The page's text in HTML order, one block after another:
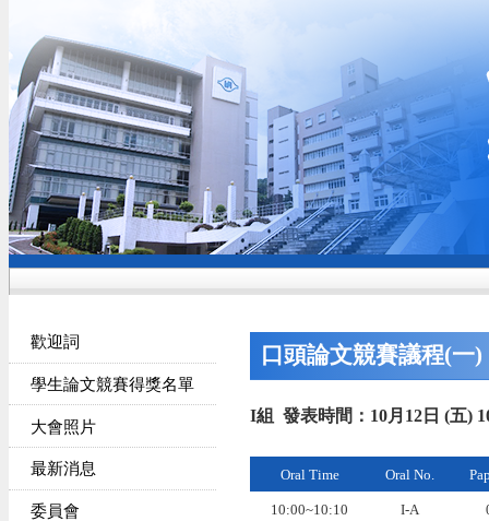
歡迎詞
學生論文競賽得獎名單
大會照片
最新消息
委員會
口頭論文競賽議程(一)
I組 發表時間：10月12日 (五)
Oral Time Oral No.
10:00~10:10 I-A